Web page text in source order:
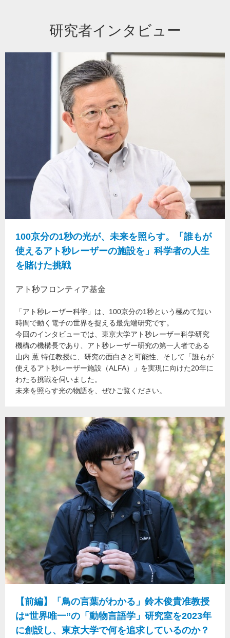
研究者インタビュー
100京分の1秒の光が、未来を照らす。「誰もが
使えるアト秒レーザーの施設を」科学者の人生
を賭けた挑戦
アト秒フロンティア基金
「アト秒レーザー科学」は、100京分の1秒という極めて短い
時間で動く電子の世界を捉える最先端研究です。
今回のインタビューでは、東京大学アト秒レーザー科学研究
機構の機構長であり、アト秒レーザー研究の第一人者である
山内 薫 特任教授に、研究の面白さと可能性、そして「誰もが
使えるアト秒レーザー施設（ALFA）」を実現に向けた20年に
わたる挑戦を伺いました。
未来を照らす光の物語を、ぜひご覧ください。
【前編】「鳥の言葉がわかる」鈴木俊貴准教授
は“世界唯一”の「動物言語学」研究室を2023年
に創設し、東京大学で何を追求しているのか？